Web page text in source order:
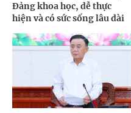
Đảng khoa học, dễ thực
hiện và có sức sống lâu dài